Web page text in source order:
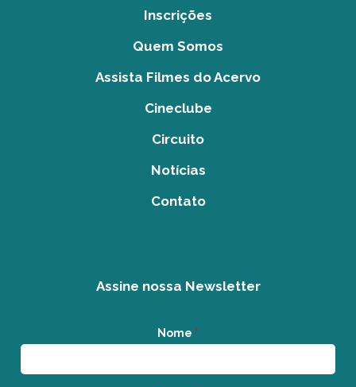
Inscrições
Quem Somos
Assista Filmes do Acervo
Cineclube
Circuito
Notícias
Contato
Assine nossa Newsletter
Nome *